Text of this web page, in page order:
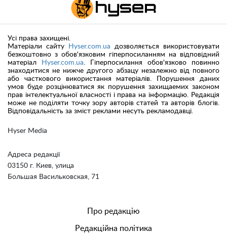
Hyser Media
Адреса редакції
03150 г. Киев, улица
Большая Васильковская, 71
Усі права захищені.
Матеріали сайту
Hyser.com.ua дозволяється використовувати
безкоштовно з обов'язковим гіперпосиланням на відповідний
матеріал
Hyser.com.ua . Гіперпосилання обов'язково повинно
знаходитися не нижче другого абзацу незалежно від повного
або часткового використання матеріалів. Порушення даних
умов буде розцінюватися як порушення захищаемих законом
прав інтелектуальної власності і права на інформацію. Редакція
може не поділяти точку зору авторів статей та авторів блогів.
Відповідальність за зміст реклами несуть рекламодавці.
Про редакцію
Редакційна політика